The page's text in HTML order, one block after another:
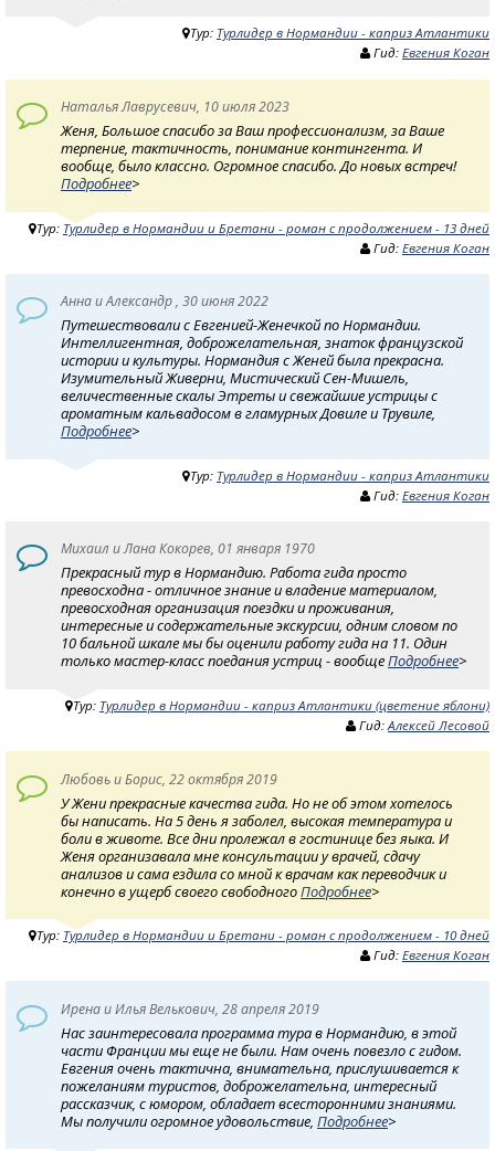
Тур: Турлидер в Нормандии - каприз Атлантики
Гид: Евгения Коган
Наталья Лаврусевич, 10 июля 2023
Женя, Большое спасибо за Ваш профессионализм, за Ваше
терпение, тактичность, понимание контингента. И
вообще, было классно. Огромное спасибо. До новых встреч!
Подробнее>
Тур: Турлидер в Нормандии и Бретани - роман с продолжением - 13 дней
Гид: Евгения Коган
Анна и Александр , 30 июня 2022
Путешествовали с Евгенией-Женечкой по Нормандии.
Интеллигентная, доброжелательная, знаток французской
истории и культуры. Нормандия с Женей была прекрасна.
Изумительный Живерни, Мистический Сен-Мишель,
величественные скалы Этреты и свежайшие устрицы с
ароматным кальвадосом в гламурных Довиле и Трувиле,
Подробнее>
Тур: Турлидер в Нормандии - каприз Атлантики
Гид: Евгения Коган
Михаил и Лана Кокорев, 01 января 1970
Прекрасный тур в Нормандию. Работа гида просто
превосходна - отличное знание и владение материалом,
превосходная организация поездки и проживания,
интересные и содержательные экскурсии, одним словом по
10 бальной шкале мы бы оценили работу гида на 11. Один
только мастер-класс поедания устриц - вообщеПодробнее>
Тур: Турлидер в Нормандии - каприз Атлантики (цветение яблони)
Гид: Алексей Лесовой
Любовь и Борис, 22 октября 2019
У Жени прекрасные качества гида. Но не об этом хотелось
бы написать. На 5 день я заболел, высокая температура и
боли в животе. Все дни пролежал в гостинице без яыка. И
Женя организавала мне консультации у врачей, сдачу
анализов и сама ездила со мной к врачам как переводчик и
конечно в ущерб своего свободногоПодробнее>
Тур: Турлидер в Нормандии и Бретани - роман с продолжением - 10 дней
Гид: Евгения Коган
Ирена и Илья Велькович, 28 апреля 2019
Нас заинтересовала программа тура в Нормандию, в этой
части Франции мы еще не были. Нам очень повезло с гидом.
Евгения очень тактична, внимательна, прислушивается к
пожеланиям туристов, доброжелательна, интересный
рассказчик, с юмором, обладает всесторонними знаниями.
Мы получили огромное удовольствие, Подробнее>